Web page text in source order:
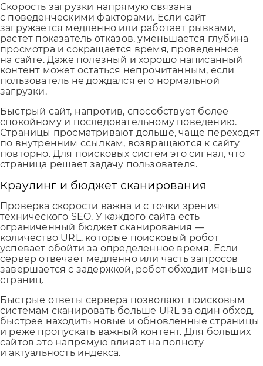
Скорость загрузки напрямую связана
с поведенческими факторами. Если сайт
загружается медленно или работает рывками,
растет показатель отказов, уменьшается глубина
просмотра и сокращается время, проведенное
на сайте. Даже полезный и хорошо написанный
контент может остаться непрочитанным, если
пользователь не дождался его нормальной
загрузки.
Быстрый сайт, напротив, способствует более
спокойному и последовательному поведению.
Страницы просматривают дольше, чаще переходят
по внутренним ссылкам, возвращаются к сайту
повторно. Для поисковых систем это сигнал, что
страница решает задачу пользователя.
Краулинг и бюджет сканирования
Проверка скорости важна и с точки зрения
технического SEO. У каждого сайта есть
ограниченный бюджет сканирования —
количество URL, которые поисковый робот
успевает обойти за определенное время. Если
сервер отвечает медленно или часть запросов
завершается с задержкой, робот обходит меньше
страниц.
Быстрые ответы сервера позволяют поисковым
системам сканировать больше URL за один обход,
быстрее находить новые и обновленные страницы
и реже пропускать важный контент. Для больших
сайтов это напрямую влияет на полноту
и актуальность индекса.